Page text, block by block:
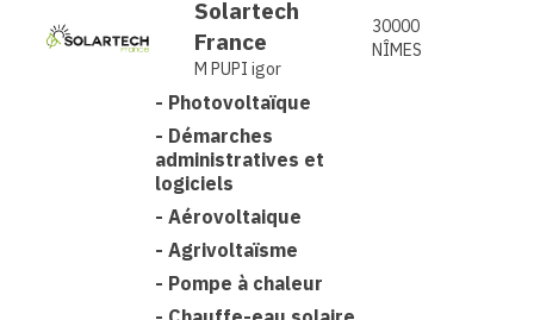
Solartech
France
M PUPI igor
30000
NÎMES
- Photovoltaïque
- Démarches
administratives et
logiciels
- Aérovoltaique
- Agrivoltaïsme
- Pompe à chaleur